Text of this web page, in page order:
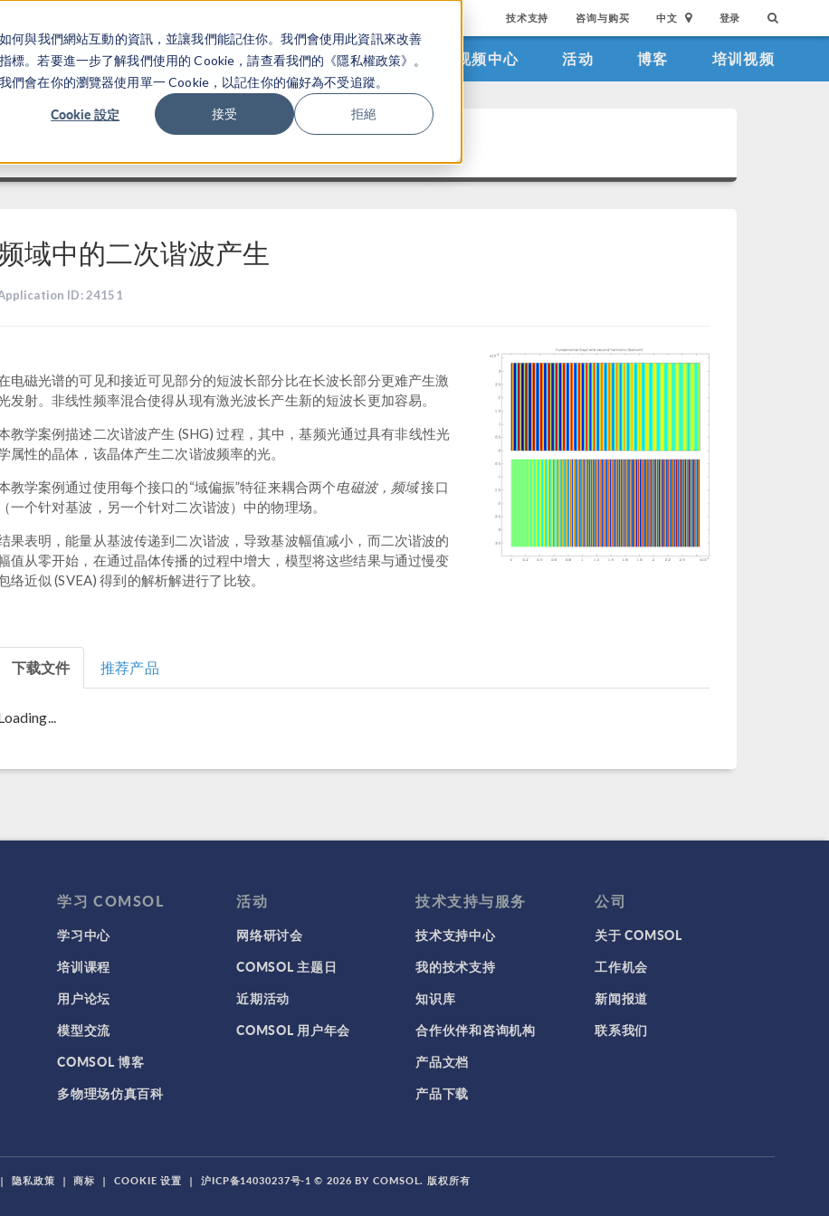
何與我們網站互動的資訊，並讓我們能記住你。我們會使用此資訊來改善
。若要進一步了解我們使用的 Cookie，請查看我們的《隱私權政策》。
會在你的瀏覽器使用單一 Cookie，以記住你的偏好為不受追蹤。
Cookie 設定 接受 拒絕
技术支持 咨询与购买 中文 登录
产品 行业应用 视频中心 活动 博客 培训视频
域中的二次谐波产生
ID: 24151
电磁光谱的可见和接近可见部分的短波长部分比在长波长部分更难产生激
发射。非线性频率混合使得从现有激光波长产生新的短波长更加容易。
教学案例描述二次谐波产生 (SHG) 过程，其中，基频光通过具有非线性光
属性的晶体，该晶体产生二次谐波频率的光。
教学案例通过使用每个接口的“域偏振”特征来耦合两个电磁波，频域接口
（一个针对基波，另一个针对二次谐波）中的物理场。
果表明，能量从基波传递到二次谐波，导致基波幅值减小，而二次谐波的
值从零开始，在通过晶体传播的过程中增大，模型将这些结果与通过慢变
络近似 (SVEA) 得到的解析解进行了比较。
下载文件 推荐产品
学习 COMSOL
学习中心
培训课程
用户论坛
模型交流
COMSOL 博客
多物理场仿真百科
活动
网络研讨会
COMSOL 主题日
近期活动
COMSOL 用户年会
技术支持与服务
技术支持中心
我的技术支持
知识库
合作伙伴和咨询机构
产品文档
产品下载
公司
关于 COMSOL
工作机会
新闻报道
联系我们
| 隐私政策 | 商标 | COOKIE 设置 | 沪ICP备14030237号-1 © 2026 BY COMSOL. 版权所有